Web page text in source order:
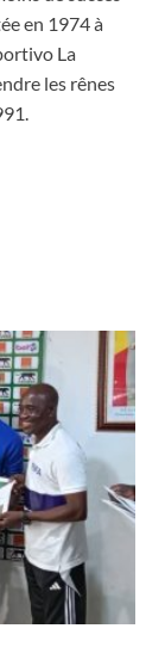
en 1974 à
La
les rênes